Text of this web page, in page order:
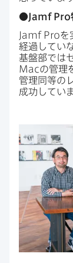
● Jamf Pro
Jamf Proを​
経過してい
基盤部では​
Macの​管理
管理同等の​
成功してい